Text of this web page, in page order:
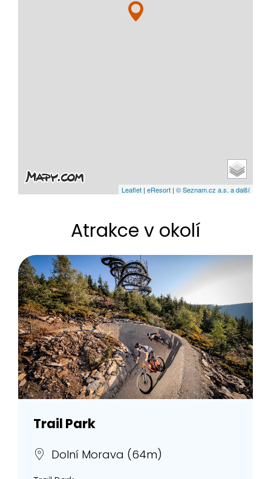
Leaflet | eResort | © Seznam.cz a.s. a další
Atrakce v okolí
Trail Park
Dolní Morava (64m)